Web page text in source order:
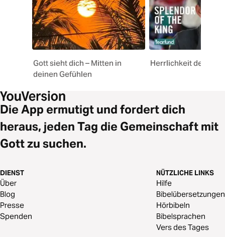
Gott sieht dich – Mitten in
deinen Gefühlen
Herrlichkeit des
Die App ermutigt und fordert dich
heraus, jeden Tag die Gemeinschaft mit
Gott zu suchen.
DIENST
Über
Blog
Presse
Spenden
NÜTZLICHE LINKS
Hilfe
Bibelübersetzungen
Hörbibeln
Bibelsprachen
Vers des Tages